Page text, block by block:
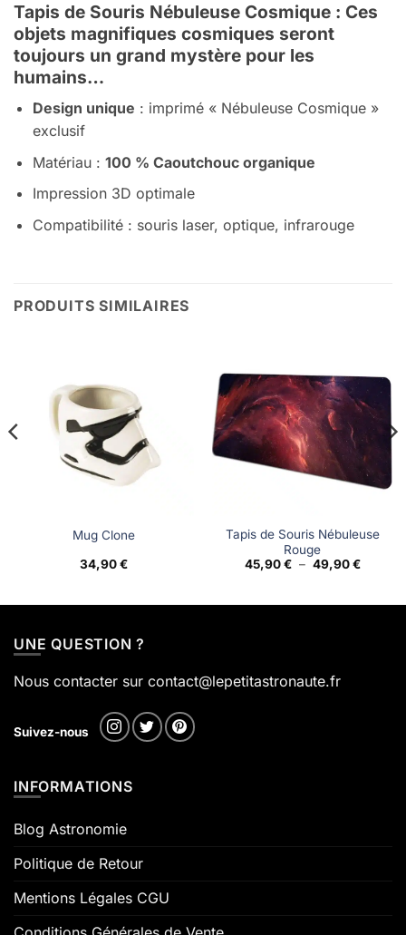
Tapis de Souris Nébuleuse Cosmique : Ces
objets magnifiques cosmiques seront
toujours un grand mystère pour les
humains…
Design unique : imprimé « Nébuleuse Cosmique »
exclusif
Matériau : 100 % Caoutchouc organique
Impression 3D optimale
Compatibilité : souris laser, optique, infrarouge
PRODUITS SIMILAIRES
Mug Clone
34,90€
Tapis de Souris Nébuleuse
Rouge
45,90€ – 49,90€Plage
UNE QUESTION ?
Nous contacter sur contact@lepetitastronaute.fr
Suivez-nous
INFORMATIONS
Blog Astronomie
Politique de Retour
Mentions Légales CGU